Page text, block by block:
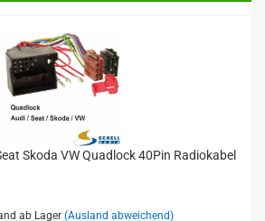
Skoda VW Quadlock 40Pin Radiokabel
ab Lager (Ausland abweichend)